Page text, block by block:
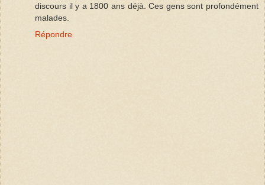
discours il y a 1800 ans déjà. Ces gens sont profondément
malades.
Répondre